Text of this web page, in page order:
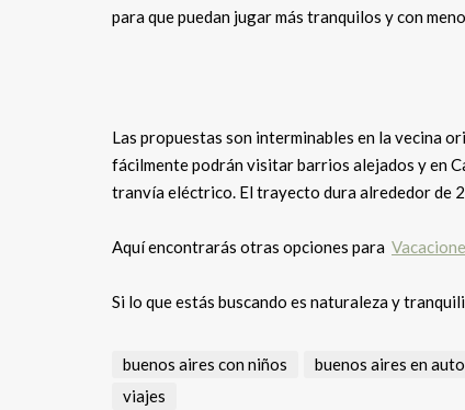
para que puedan jugar más tranquilos y con
Las propuestas son interminables en la vecina
fácilmente podrán visitar barrios alejados y en
tranvía eléctrico. El trayecto dura alrededor de
Aquí encontrarás otras opciones para
Si lo que estás buscando es naturaleza y
buenos aires con niños buenos aires en auto
viajes